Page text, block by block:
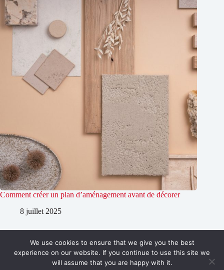
Comment créer un plan d’aménagement avant de décorer
8 juillet 2025
Copyright © 2026 Designs et déco
We use cookies to ensure that we give you the best
experience on our website. If you continue to use this site we
will assume that you are happy with it.